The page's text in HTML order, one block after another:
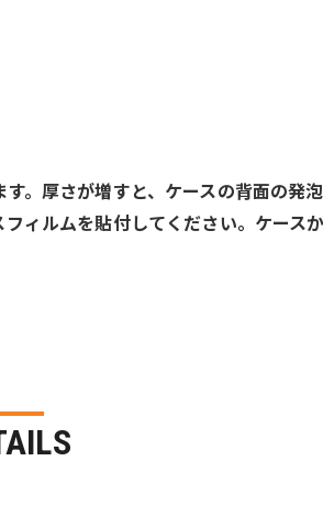
。厚さが増すと、ケースの背面の発
ィルムを貼付してください。 ケース